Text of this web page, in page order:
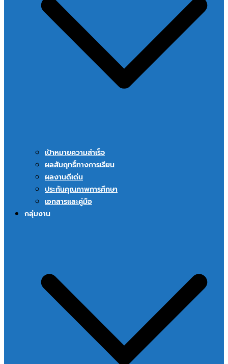
เป้าหมายความสำเร็จ
ผลสัมฤทธิ์ทางการเรียน
ผลงานดีเด่น
ประกันคุณภาพการศึกษา
เอกสารและคู่มือ
กลุ่มงาน